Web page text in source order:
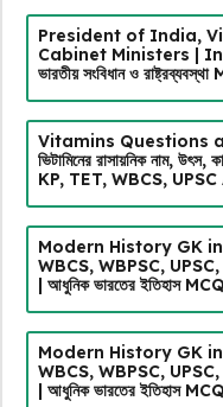
President of India,
Cabinet Ministers |
ভারতীয় সংবিধান ও
Vitamins Questions
ভিটামিনের রাসায়নিক নাম,
KP, TET, WBCS,
Modern History GK
WBCS, WBPSC, UPSC,
| আধুনিক ভারতের ইতিহাস
Modern History GK
WBCS, WBPSC, UPSC,
| আধুনিক ভারতের ইতিহাস